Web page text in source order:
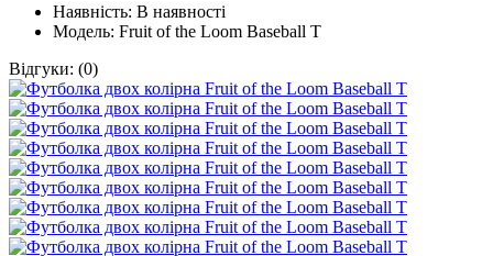
Наявність: В наявності
Модель: Fruit of the Loom Baseball T
Відгуки: (0)